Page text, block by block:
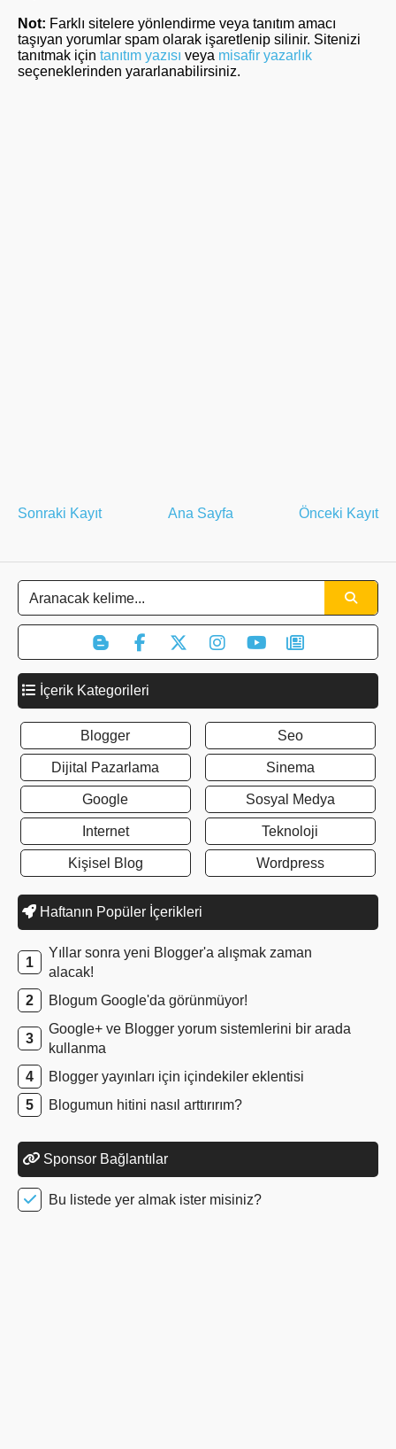
Not: Farklı sitelere yönlendirme veya tanıtım amacı
taşıyan yorumlar spam olarak işaretlenip silinir. Sitenizi
tanıtmak için tanıtım yazısı veya misafir yazarlık
seçeneklerinden yararlanabilirsiniz.
Sonraki Kayıt Önceki Kayıt
Ana Sayfa
İçerik Kategorileri
Blogger
Dijital Pazarlama
Google
Internet
Kişisel Blog
Seo
Sinema
Sosyal Medya
Teknoloji
Wordpress
Haftanın Popüler İçerikleri
Yıllar sonra yeni Blogger'a alışmak zaman
alacak!
Blogum Google'da görünmüyor!
Google+ ve Blogger yorum sistemlerini bir arada
kullanma
Blogger yayınları için içindekiler eklentisi
Blogumun hitini nasıl arttırırım?
Sponsor Bağlantılar
Bu listede yer almak ister misiniz?